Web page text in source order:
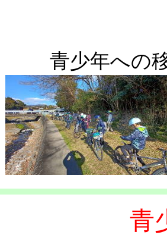
青少年への
青